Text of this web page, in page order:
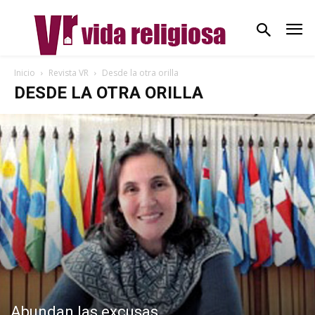
Inicio Revista VR Desde la otra orilla
DESDE LA OTRA ORILLA